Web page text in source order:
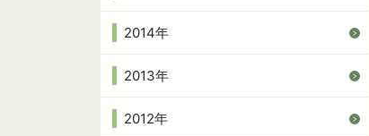
2014年
2013年
2012年